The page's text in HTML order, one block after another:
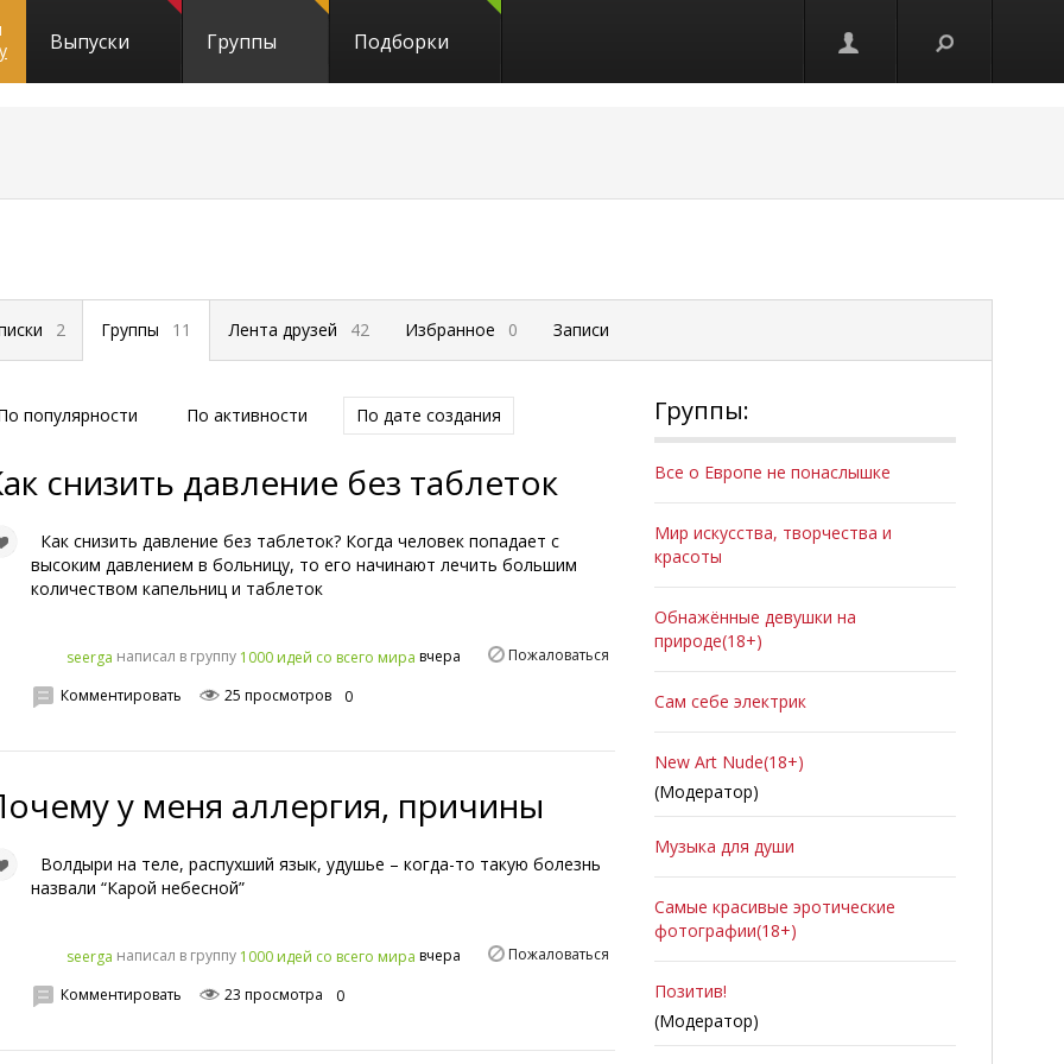
Выпуски Группы Подборки
2 Группы 11 Лента друзей 42 Избранное 0 Записи
популярности По активности По дате создания
снизить давление без таблеток
Как снизить давление без таблеток? Когда человек попадает с
высоким давлением в больницу, то его начинают лечить большим
количеством капельниц и таблеток
seerga написал в группу 1000 идей со всего мира вчера Пожаловаться
Комментировать 25 просмотров 0
у меня аллергия, причины
Волдыри на теле, распухший язык, удушье – когда-то такую болезнь
назвали “Карой небесной”
seerga написал в группу 1000 идей со всего мира вчера Пожаловаться
Комментировать 23 просмотра 0
Группы:
Все о Европе не понаслышке
Мир искусства, творчества и
красоты
Обнажённые девушки на
природе(18+)
Сам себе электрик
New Art Nude(18+)
(Модератор)
Музыка для души
Самые красивые эротические
фотографии(18+)
Позитив!
(Модератор)